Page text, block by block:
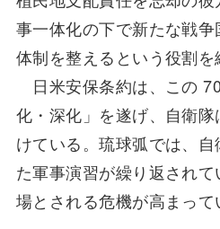
事一体化の下で新たな戦
体制を整えるという役割を
日米安保条約は、この
化・深化」を遂げ、自衛
けている。琉球弧では、
た軍事演習が繰り返され
場とされる危機が高まって